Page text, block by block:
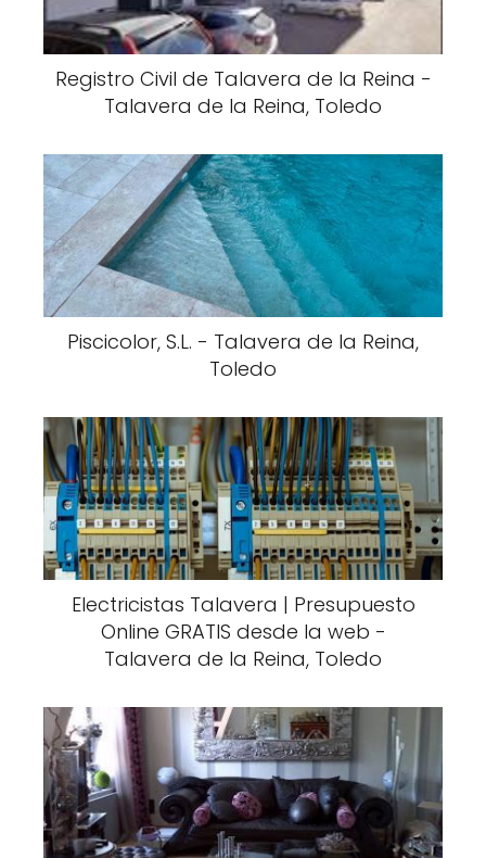
Registro Civil de Talavera de la Reina -
Talavera de la Reina, Toledo
Piscicolor, S.L. - Talavera de la Reina,
Toledo
Electricistas Talavera | Presupuesto
Online GRATIS desde la web -
Talavera de la Reina, Toledo